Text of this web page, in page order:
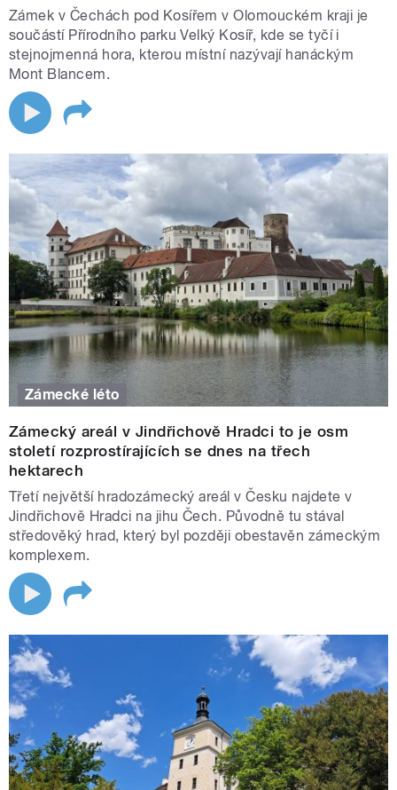
Zámek v Čechách pod Kosířem v Olomouckém kraji je
součástí Přírodního parku Velký Kosíř, kde se tyčí i
stejnojmenná hora, kterou místní nazývají hanáckým
Mont Blancem.
Zámecké léto
Zámecký areál v Jindřichově Hradci to je osm
století rozprostírajících se dnes na třech
hektarech
Třetí největší hradozámecký areál v Česku najdete v
Jindřichově Hradci na jihu Čech. Původně tu stával
středověký hrad, který byl později obestavěn zámeckým
komplexem.